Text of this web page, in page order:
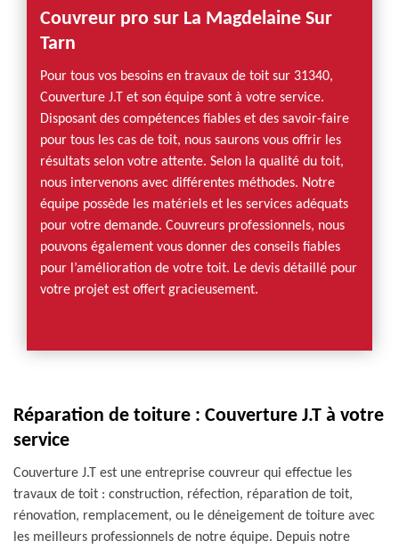
Couvreur pro sur La Magdelaine Sur
Tarn
Pour tous vos besoins en travaux de toit sur 31340,
Couverture J.T et son équipe sont à votre service.
Disposant des compétences fiables et des savoir-faire
pour tous les cas de toit, nous saurons vous offrir les
résultats selon votre attente. Selon la qualité du toit,
nous intervenons avec différentes méthodes. Notre
équipe possède les matériels et les services adéquats
pour votre demande. Couvreurs professionnels, nous
pouvons également vous donner des conseils fiables
pour l’amélioration de votre toit. Le devis détaillé pour
votre projet est offert gracieusement.
Réparation de toiture : Couverture J.T à votre
service
Couverture J.T est une entreprise couvreur qui effectue les
travaux de toit : construction, réfection, réparation de toit,
rénovation, remplacement, ou le déneigement de toiture avec
les meilleurs professionnels de notre équipe. Depuis notre